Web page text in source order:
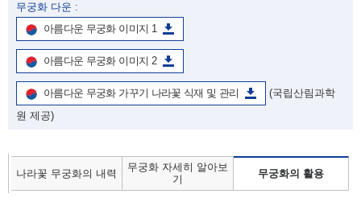
무궁화 다운 :
아름다운 무궁화 이미지 1
아름다운 무궁화 이미지 2
아름다운 무궁화 가꾸기 나라꽃 식재 및 관리
(국립산림과학
원 제공)
나라꽃 무궁화의 내력
무궁화 자세히 알아보
기
무궁화의 활용